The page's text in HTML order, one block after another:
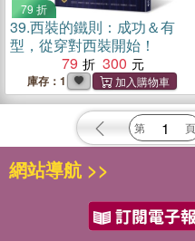
79 折
39.西裝的鐵則：成功＆有
型，從穿對西裝開始！
79
300
庫存：1
網站導航 >>